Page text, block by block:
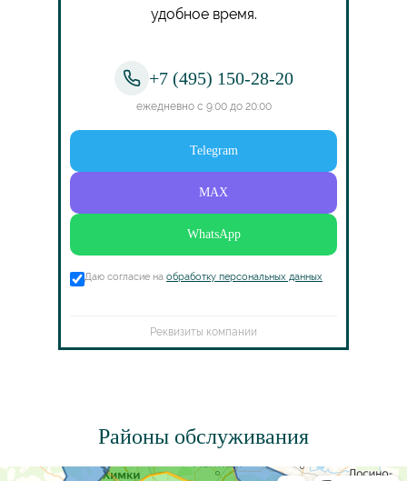
удобное время.
+7 (495) 150-28-20
ежедневно с 9:00 до 20:00
Telegram
MAX
WhatsApp
Даю согласие на обработку персональных данных
Реквизиты компании
Районы обслуживания